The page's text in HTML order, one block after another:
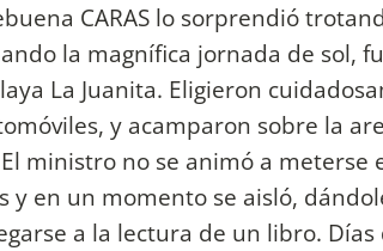
CARAS lo sorprendió
la magnífica jornada de sol,
La Juanita. Eligieron
y acamparon sobre la
ministro no se animó a meterse
y en un momento se aisló,
a la lectura de un libro. Días